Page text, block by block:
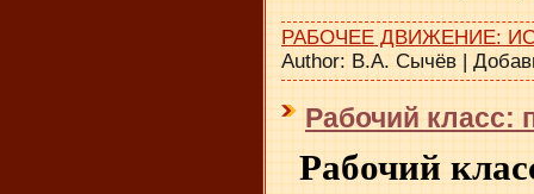
РАБОЧЕЕ ДВИЖЕНИЕ:
Author: В.А. Сычёв |
Рабочий класс:
Рабочий